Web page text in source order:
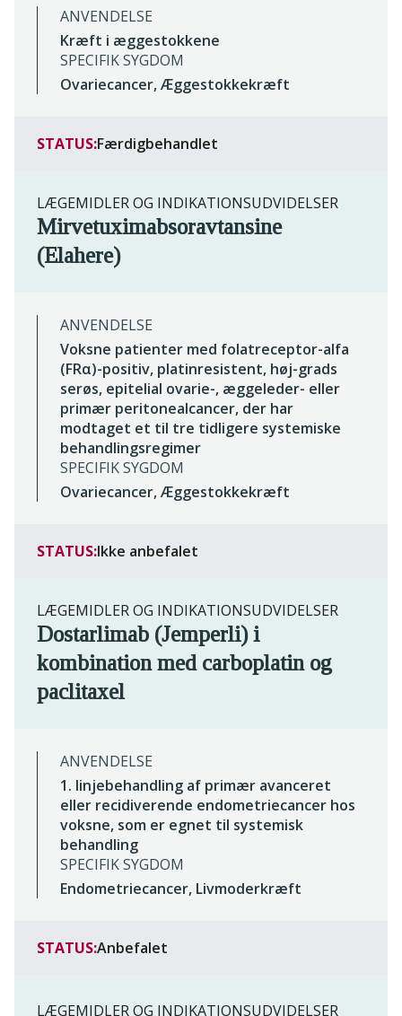
ANVENDELSE
Kræft i æggestokkene
SPECIFIK SYGDOM
Ovariecancer, Æggestokkekræft
STATUS:Færdigbehandlet
LÆGEMIDLER OG INDIKATIONSUDVIDELSER
Mirvetuximabsoravtansine
(Elahere)
ANVENDELSE
Voksne patienter med folatreceptor-alfa
(FRα)-positiv, platinresistent, høj-grads
serøs, epitelial ovarie-, æggeleder- eller
primær peritonealcancer, der har
modtaget et til tre tidligere systemiske
behandlingsregimer
SPECIFIK SYGDOM
Ovariecancer, Æggestokkekræft
STATUS:Ikke anbefalet
LÆGEMIDLER OG INDIKATIONSUDVIDELSER
Dostarlimab (Jemperli) i
kombination med carboplatin og
paclitaxel
ANVENDELSE
1. linjebehandling af primær avanceret
eller recidiverende endometriecancer hos
voksne, som er egnet til systemisk
behandling
SPECIFIK SYGDOM
Endometriecancer, Livmoderkræft
STATUS:Anbefalet
LÆGEMIDLER OG INDIKATIONSUDVIDELSER